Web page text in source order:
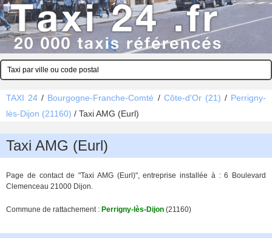
TAXI 24 / Bourgogne-Franche-Comté / Côte-d'Or (21) / Perrigny-
lès-Dijon (21160) / Taxi AMG (Eurl)
Taxi AMG (Eurl)
Page de contact de "Taxi AMG (Eurl)", entreprise installée à : 6 Boulevard
Clemenceau 21000 Dijon.
Commune de rattachement : Perrigny-lès-Dijon (21160)